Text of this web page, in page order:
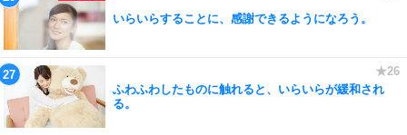
いらいらすることに、感謝できるようになろう。
ふわふわしたものに触れると、いらいらが緩和され
る。